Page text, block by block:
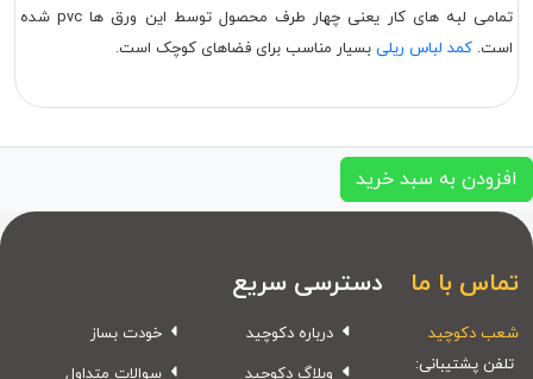
تمامی لبه های کار یعنی چهار طرف محصول توسط این ورق ها pvc شده
است. کمد لباس ریلی بسیار مناسب برای فضاهای کوچک است.
افزودن به سبد خرید
تماس با ما
شعب دکوچید
تلفن پشتیبانی:
دسترسی سریع
درباره دکوچید
وبلاگ دکوچید
خودت بساز
سوالات متداول